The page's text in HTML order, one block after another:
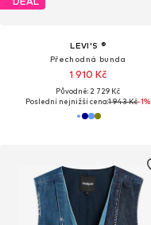
LEVI'S ®
Přechodná bunda
1 910 Kč
Původně: 2 729 Kč
Poslední nejnižší cena:1 943 Kč-1%